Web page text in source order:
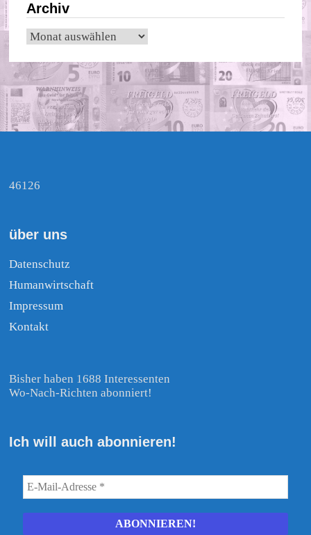
Archiv
Archiv
46126
über uns
Datenschutz
Humanwirtschaft
Impressum
Kontakt
Bisher haben 1688 Interessenten
Wo-Nach-Richten abonniert!
Ich will auch abonnieren!